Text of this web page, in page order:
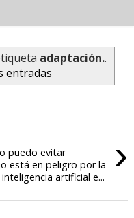
adaptación..
entradas
›
puedo evitar
está en peligro por la
artificial e...